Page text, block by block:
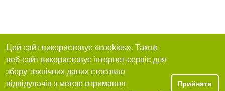
Цей сайт використовує «cookies». Також
веб-сайт використовує інтернет-сервіс для
збору технічних даних стосовно
відвідувачів з метою отримання
Прийняти